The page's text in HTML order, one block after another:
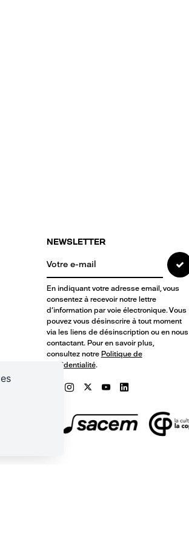
NEWSLETTER
En indiquant votre adresse email, vous
consentez à recevoir notre lettre
d'information par voie électronique. Vous
pouvez vous désinscrire à tout moment
via les liens de désinscription ou en nous
contactant. Pour en savoir plus,
consultez notre Politique de
confidentialité.